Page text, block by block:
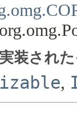
装され
,